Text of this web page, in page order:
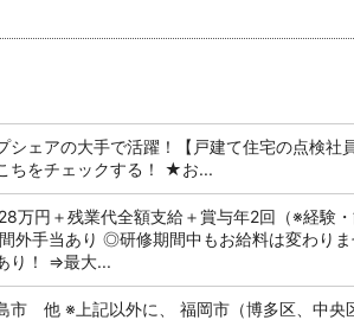
シェアの大手で活躍！【戸建て住宅の点検
ちをチェックする！ ★お...
万円＋残業代全額支給＋賞与年2回（※経験
外手当あり ◎研修期間中もお給料は変わり
り！ ⇒最大...
市 他 ※上記以外に、 福岡市（博多区、中央